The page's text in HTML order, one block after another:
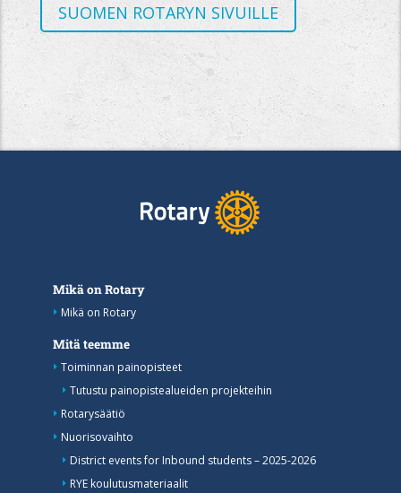
SUOMEN ROTARYN SIVUILLE
Mikä on Rotary
Mikä on Rotary
Mitä teemme
Toiminnan painopisteet
Tutustu painopistealueiden projekteihin
Rotarysäätiö
Nuorisovaihto
District events for Inbound students – 2025-2026
RYE koulutusmateriaalit